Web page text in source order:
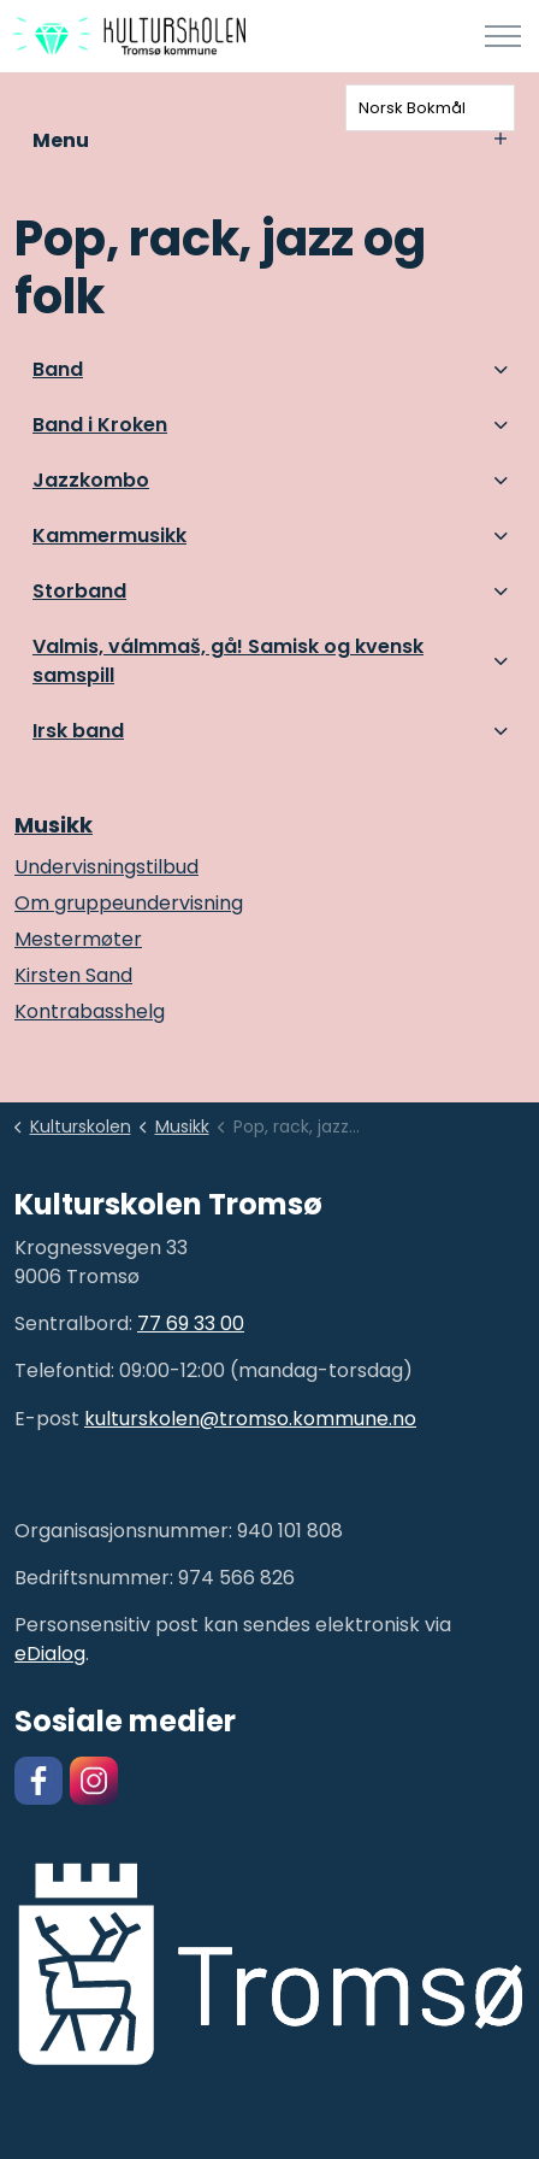
Menu
Pop, rack, jazz og
folk
Band
Band i Kroken
Jazzkombo
Kammermusikk
Storband
Valmis, válmmaš, gå! Samisk og kvensk
samspill
Irsk band
Musikk
Undervisningstilbud
Om gruppeundervisning
Mestermøter
Kirsten Sand
Kontrabasshelg
Kulturskolen Musikk Pop, rack, jazz og folk
Kulturskolen Tromsø
Krognessvegen 33
9006 Tromsø
Sentralbord: 77 69 33 00
Telefontid: 09:00-12:00 (mandag-torsdag)
E-post kulturskolen@tromso.kommune.no
Organisasjonsnummer: 940 101 808
Bedriftsnummer: 974 566 826
Personsensitiv post kan sendes elektronisk via
eDialog.
Sosiale medier
Norsk Bokmål